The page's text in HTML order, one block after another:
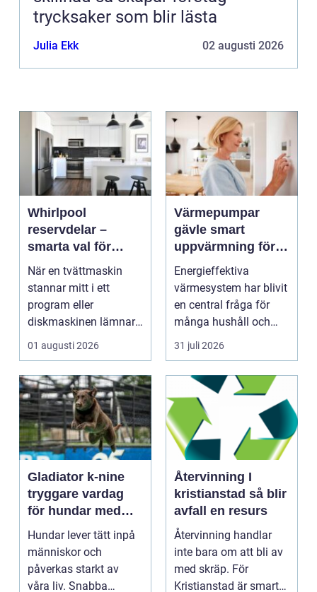
trycksaker som blir lästa
Julia Ekk 02 augusti 2026
Whirlpool
reservdelar –
smarta val för
längre livslängd på
vitvaror
När en tvättmaskin
stannar mitt i ett
program eller
diskmaskinen lämnar
disken smutsi...
01 augusti 2026
Värmepumpar
gävle smart
uppvärmning för
hus och företag
Energieffektiva
värmesystem har blivit
en central fråga för
många hushåll och
fastighetsägare i
Gävl...
31 juli 2026
Gladiator k-nine
tryggare vardag
för hundar med
stress och oro
Hundar lever tätt inpå
människor och
påverkas starkt av
våra liv. Snabba
Återvinning I
kristianstad så blir
avfall en resurs
Återvinning handlar
inte bara om att bli av
med skräp. För
Kristianstad är smart